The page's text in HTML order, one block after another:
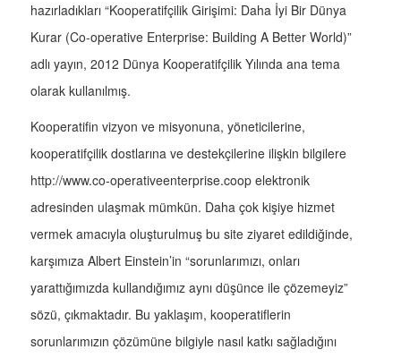
hazırladıkları “Kooperatifçilik Girişimi: Daha İyi Bir Dünya
Kurar (Co-operative Enterprise: Building A Better World)”
adlı yayın, 2012 Dünya Kooperatifçilik Yılında ana tema
olarak kullanılmış.
Kooperatifin vizyon ve misyonuna, yöneticilerine,
kooperatifçilik dostlarına ve destekçilerine ilişkin bilgilere
http://www.co-operativeenterprise.coop elektronik
adresinden ulaşmak mümkün. Daha çok kişiye hizmet
vermek amacıyla oluşturulmuş bu site ziyaret edildiğinde,
karşımıza Albert Einstein’in “sorunlarımızı, onları
yarattığımızda kullandığımız aynı düşünce ile çözemeyiz”
sözü, çıkmaktadır. Bu yaklaşım, kooperatiflerin
sorunlarımızın çözümüne bilgiyle nasıl katkı sağladığını